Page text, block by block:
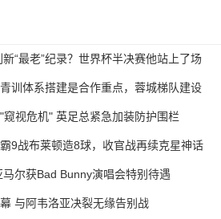
“最老”纪录？世界杯半决赛他站上了场
训体系搭建是合作重点，蓉城梯队建设
视危机" 英足总紧急加装防护围栏
9战布莱顿造8球，收官战再续克星神话
尔获Bad Bunny演唱会特别待遇
与阿韦洛亚决裂无缘告别战